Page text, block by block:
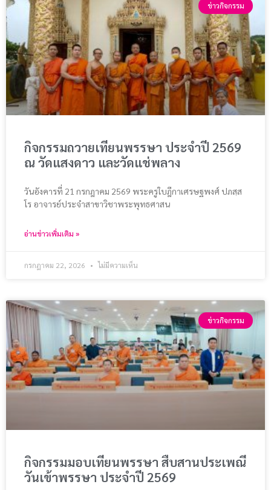
ข่าวกิจกรรม
กิจกรรมถวายเทียนพรรษา ประจำปี 2569
ณ วัดแสงดาว และวัดแช่พลาง
วันอังคารที่ 21 กรกฎาคม 2569 พระครูใบฎีกาเศรษฐพงศ์ ปภสฺส
โร อาจารย์ประจำสาขาวิชาพระพุทธศาสน
อ่านข่าวเพิ่มเติม »
กรกฎาคม 22, 2026 ไม่มีความเห็น
ข่าวกิจกรรม
กิจกรรมมอบเทียนพรรษา สืบสานประเพณี
วันเข้าพรรษา ประจำปี 2569